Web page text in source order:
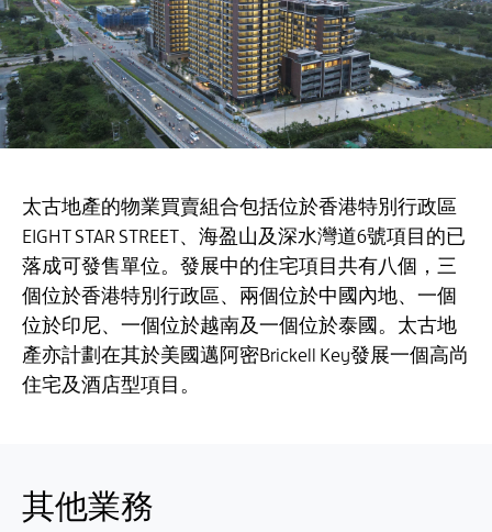
太古地產的物業買賣組合包括位於香港特別行政區
EIGHT STAR STREET、海盈山及深水灣道6號項目的已
落成可發售單位。發展中的住宅項目共有八個，三
個位於香港特別行政區、兩個位於中國內地、一個
位於印尼、一個位於越南及一個位於泰國。太古地
產亦計劃在其於美國邁阿密Brickell Key發展一個高尚
住宅及酒店型項目。
其他業務
其他業務